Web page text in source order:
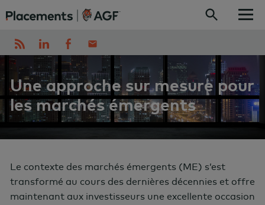
Une approche sur mesure pour
les marchés émergents
Le contexte des marchés émergents (ME) s’est
transformé au cours des dernières décennies et offre
maintenant aux investisseurs une excellente occasion